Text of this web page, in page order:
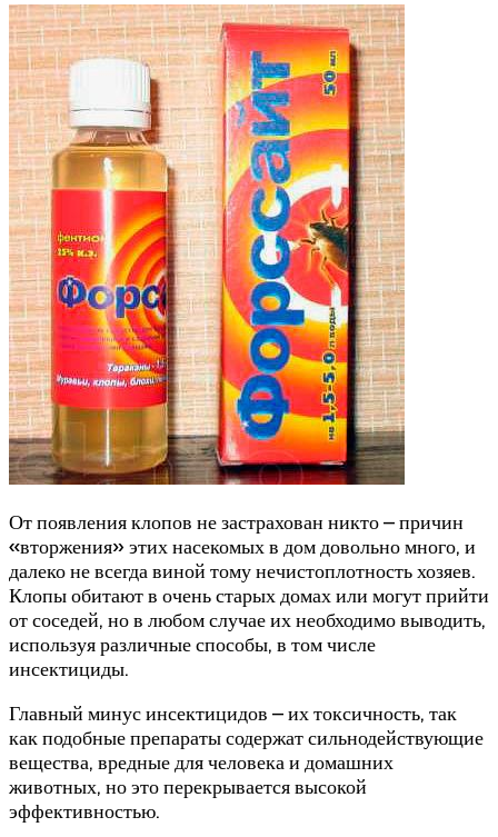
От появления клопов не застрахован никто – причин
«вторжения» этих насекомых в дом довольно много, и
далеко не всегда виной тому нечистоплотность хозяев.
Клопы обитают в очень старых домах или могут прийти
от соседей, но в любом случае их необходимо выводить,
используя различные способы, в том числе
инсектициды.
Главный минус инсектицидов – их токсичность, так
как подобные препараты содержат сильнодействующие
вещества, вредные для человека и домашних
животных, но это перекрывается высокой
эффективностью.